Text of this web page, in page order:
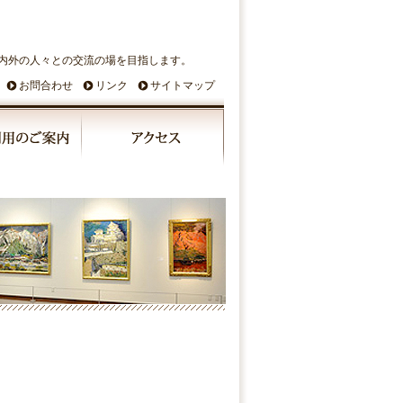
の人々との交流の場を目指します。
サイトマップ
リンク
お問合わせ